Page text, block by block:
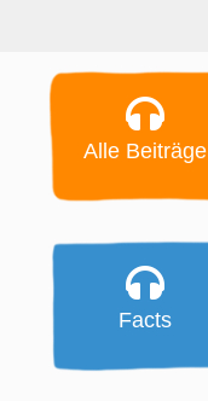
Alle Beiträge
Facts